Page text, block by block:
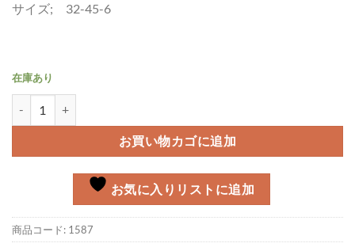
サイズ; 32-45-6
在庫あり
お買い物カゴに追加
お気に入りリストに追加
商品コード: 1587